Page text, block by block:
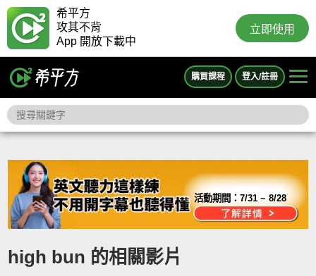
希平方
攻其不背
App 開放下載中
立即使用
購買課程 登入/註冊
活動期間：7/31 ~ 8/28
high bun 的相關影片